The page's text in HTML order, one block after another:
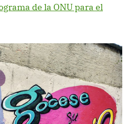
de la ONU para el